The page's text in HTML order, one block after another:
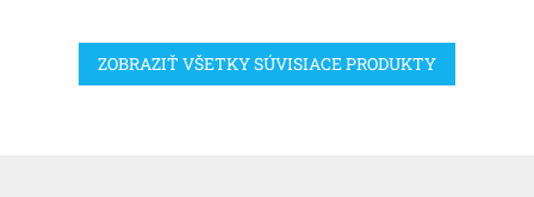
ZOBRAZIŤ VŠETKY SÚVISIACE PRODUKTY